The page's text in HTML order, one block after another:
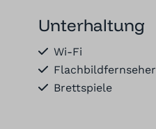
Unterhaltung
Wi-Fi
Flachbildfernseher
Brettspiele